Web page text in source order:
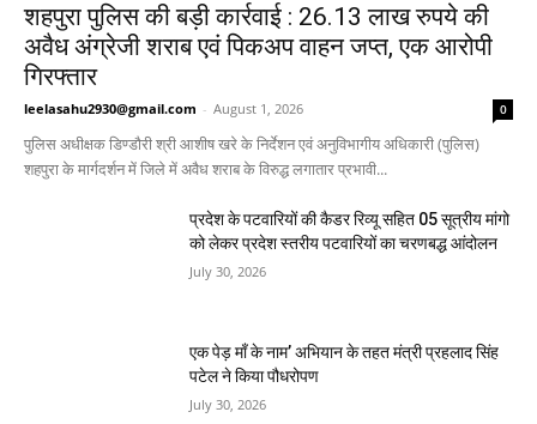
शहपुरा पुलिस की बड़ी कार्रवाई : 26.13 लाख रुपये की
अवैध अंग्रेजी शराब एवं पिकअप वाहन जप्त, एक आरोपी
गिरफ्तार
leelasahu2930@gmail.com - August 1, 2026 0
पुलिस अधीक्षक डिण्डौरी श्री आशीष खरे के निर्देशन एवं अनुविभागीय अधिकारी (पुलिस)
शहपुरा के मार्गदर्शन में जिले में अवैध शराब के विरुद्ध लगातार प्रभावी...
प्रदेश के पटवारियों की कैडर रिव्यू सहित 05 सूत्रीय मांगो
को लेकर प्रदेश स्तरीय पटवारियों का चरणबद्ध आंदोलन
July 30, 2026
एक पेड़ माँ के नाम’ अभियान के तहत मंत्री प्रहलाद सिंह
पटेल ने किया पौधरोपण
July 30, 2026